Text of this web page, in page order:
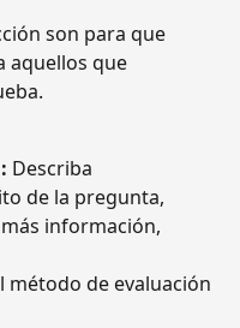
son para que
aquellos que
Describa
de la pregunta,
información,
método de evaluación